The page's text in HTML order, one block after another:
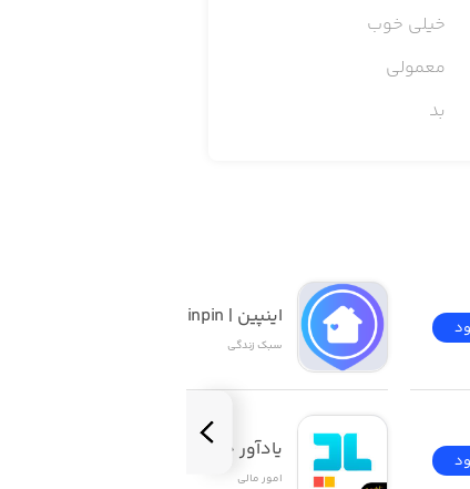
خیلی خوب
معمولی
بد
اینپین | inpin
سبک زندگی
یادآور چک ۲
امور ‌مالی